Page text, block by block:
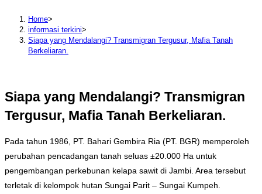
Home>
informasi terkini>
Siapa yang Mendalangi? Transmigran Tergusur, Mafia Tanah
Berkeliaran.
Siapa yang Mendalangi? Transmigran
Tergusur, Mafia Tanah Berkeliaran.
Pada tahun 1986, PT. Bahari Gembira Ria (PT. BGR) memperoleh
perubahan pencadangan tanah seluas ±20.000 Ha untuk
pengembangan perkebunan kelapa sawit di Jambi. Area tersebut
terletak di kelompok hutan Sungai Parit – Sungai Kumpeh.